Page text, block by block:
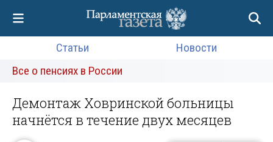
Статьи
Новости
Все о пенсиях в России
Демонтаж Ховринской больницы
начнётся в течение двух месяцев